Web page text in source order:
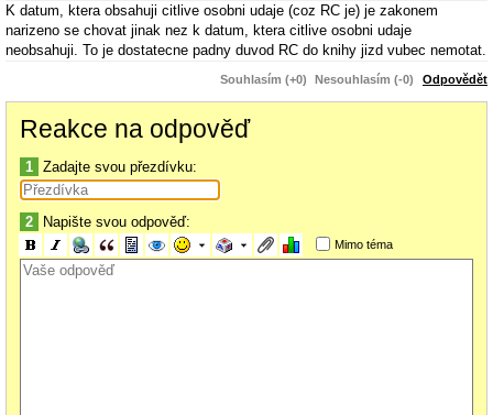
K datum, ktera obsahuji citlive osobni udaje (coz RC je) je zakonem
narizeno se chovat jinak nez k datum, ktera citlive osobni udaje
neobsahuji. To je dostatecne padny duvod RC do knihy jizd vubec nemotat.
Souhlasím (+0) Nesouhlasím (-0) Odpovědět
Reakce na odpověď
1 Zadajte svou přezdívku:
2 Napište svou odpověď:
Mimo téma